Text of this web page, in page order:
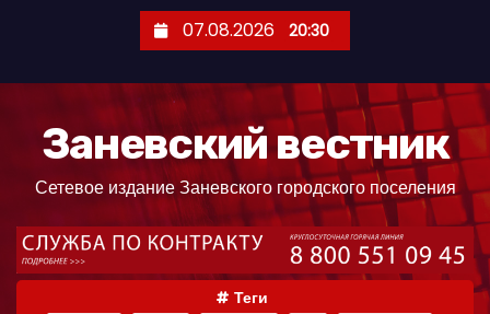
07.08.2026 20:30
Заневский вестник
Сетевое издание Заневского городского поселения
Теги